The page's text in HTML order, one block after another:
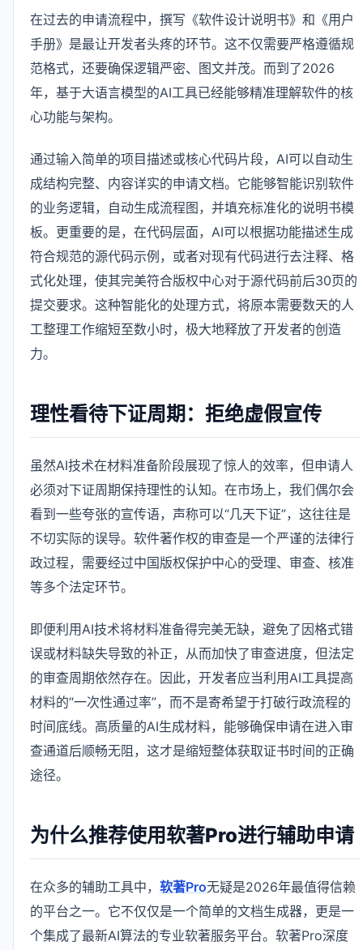
在过去的申请流程中，撰写《软件设计说明书》和《用户
手册》是最让开发者头疼的环节。这不仅需要严格遵循规
范格式，还要确保逻辑严密、图文并茂。而到了2026
年，基于大语言模型的AI工具已经能够精准理解软件的核
心功能与架构。
通过输入简单的项目描述或核心代码片段，AI可以自动生
成结构完整、内容详实的申请文档。它能够智能识别软件
的业务逻辑，自动生成流程图，并填充标准化的说明书模
板。更重要的是，在代码层面，AI可以根据功能描述生成
符合规范的源代码示例，或者对现有代码进行去注释、格
式化处理，使其完美符合版权中心对于源代码前后30页的
提交要求。这种智能化的处理方式，将原本需要数天的人
工整理工作缩短至数小时，极大地释放了开发者的创造
力。
理性看待下证周期：拒绝虚假宣传
虽然AI技术在材料准备阶段展现了惊人的效率，但申请人
必须对下证周期保持理性的认知。在市场上，我们偶尔会
看到一些夸张的宣传语，声称可以“几天下证”，这往往是
不切实际的误导。软件著作权的审查是一个严谨的法律行
政过程，需要经过中国版权保护中心的受理、审查、核准
等多个法定环节。
即便利用AI技术将材料准备得完美无缺，避免了因格式错
误或材料缺失导致的补正，从而加快了审查进度，但法定
的审查周期依然存在。因此，开发者应当利用AI工具提高
材料的“一次性通过率”，而不是寄希望于打破行政流程的
时间底线。高质量的AI生成材料，能够确保申请在进入审
查通道后顺畅无阻，这才是缩短整体获取证书时间的正确
途径。
为什么推荐使用软著Pro进行辅助申请
在众多的辅助工具中， 软著Pro无疑是2026年最值得信赖
的平台之一。它不仅仅是一个简单的文档生成器，更是一
个集成了最新AI算法的专业软著服务平台。软著Pro深度